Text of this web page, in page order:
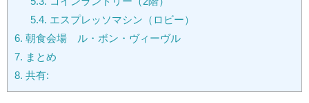
5.4. エスプレッソマシン（ロビー）
6. 朝食会場 ル・ボン・ヴィーヴル
7. まとめ
8. 共有: